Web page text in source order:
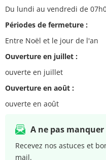
Du lundi au vendredi de
Périodes de fermeture :
Entre Noël et le jour de l'an
Ouverture en juillet :
ouverte en juillet
Ouverture en août :
ouverte en août
A ne pas manquer
Recevez nos astuces et
mail.